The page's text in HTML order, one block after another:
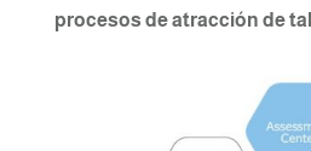
procesos de atracción de